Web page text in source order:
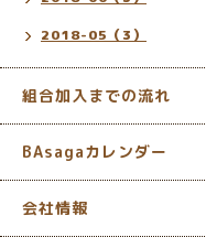
2018-05（3）
組合加入までの流れ
BAsagaカレンダー
会社情報